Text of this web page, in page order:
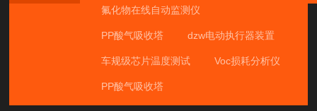
售后服务工作。本司LUYOR-3415RG双波长荧光蛋白...
氟化物在线自动监测仪
PP酸气吸收塔 dzw电动执行器装置
车规级芯片温度测试 Voc损耗分析仪
PP酸气吸收塔